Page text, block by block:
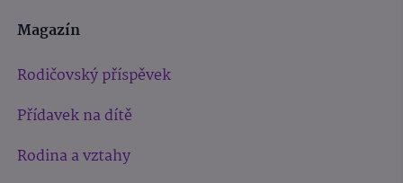
Magazín
Rodičovský příspěvek
Přídavek na dítě
Rodina a vztahy